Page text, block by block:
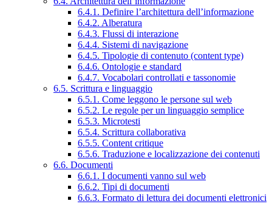
6.4.1. Definire l’architettura dell’informazione
6.4.2. Alberatura
6.4.3. Flussi di interazione
6.4.4. Sistemi di navigazione
6.4.5. Tipologie di contenuto (content type)
6.4.6. Ontologie e standard
6.4.7. Vocabolari controllati e tassonomie
6.5. Scrittura e linguaggio
6.5.1. Come leggono le persone sul web
6.5.2. Le regole per un linguaggio semplice
6.5.3. Microtesti
6.5.4. Scrittura collaborativa
6.5.5. Content critique
6.5.6. Traduzione e localizzazione dei contenuti
6.6. Documenti
6.6.1. I documenti vanno sul web
6.6.2. Tipi di documenti
6.6.3. Formato di lettura dei documenti elettronici